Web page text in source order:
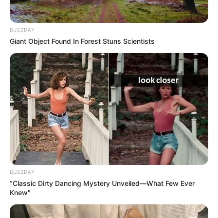
ΤΑ ΠΙΟ ΔΗΜΟΦΙΛΗ
BUZZDAY
Giant Object Found In Forest Stuns Scientists
BUZZDAY
“Classic Dirty Dancing Mystery Unveiled—What Few Ever
Knew"